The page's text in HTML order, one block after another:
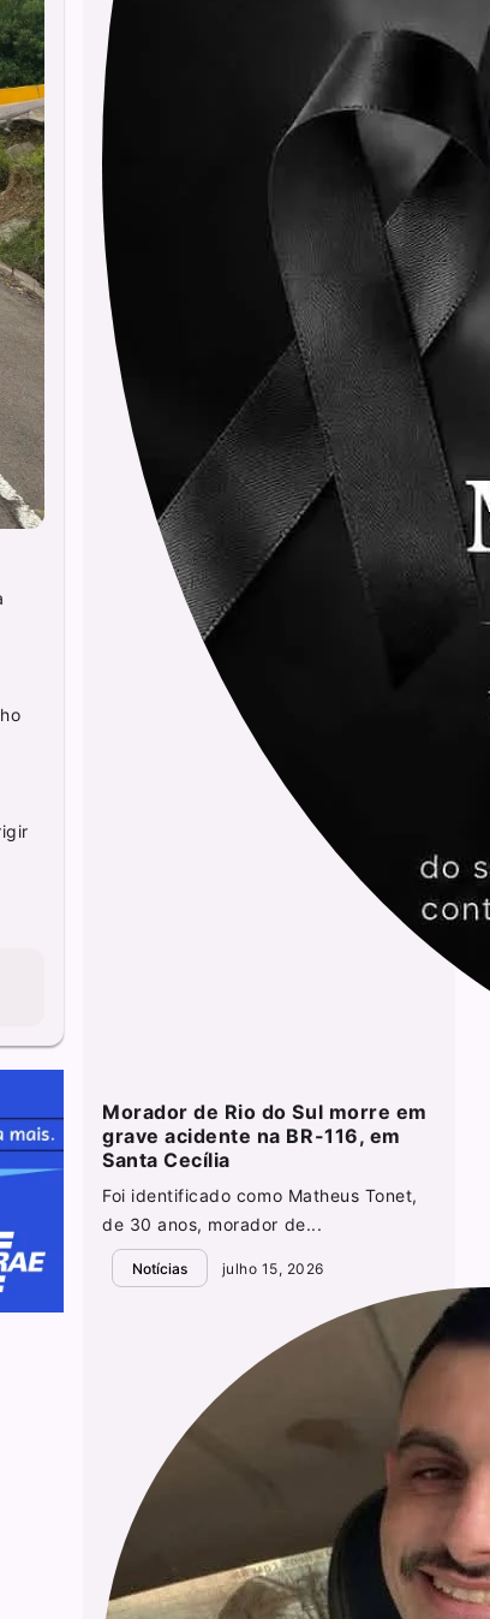
Morador de Rio do Sul morre em
grave acidente na BR-116, em
Santa Cecília
Foi identificado como Matheus Tonet,
de 30 anos, morador de...
Notícias julho 15, 2026